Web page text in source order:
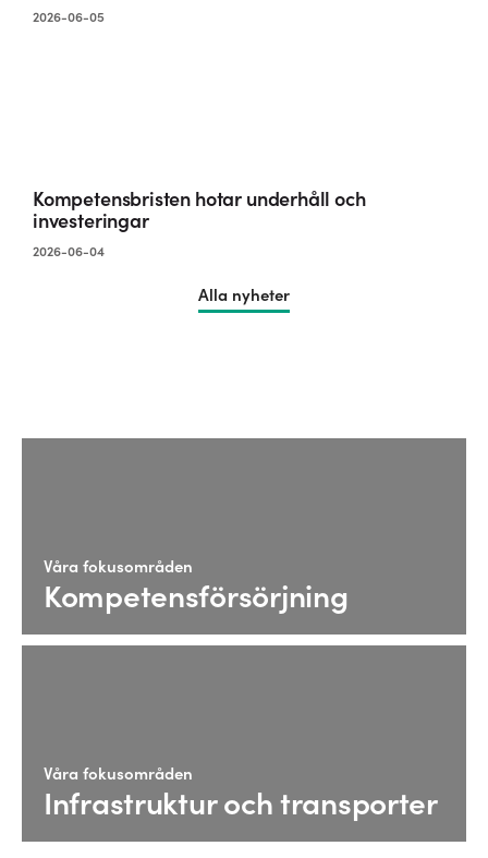
2026-06-05
Kompetensbristen hotar underhåll och
investeringar
2026-06-04
Alla nyheter
Våra fokusområden
Kompetensförsörjning
Våra fokusområden
Infrastruktur och transporter